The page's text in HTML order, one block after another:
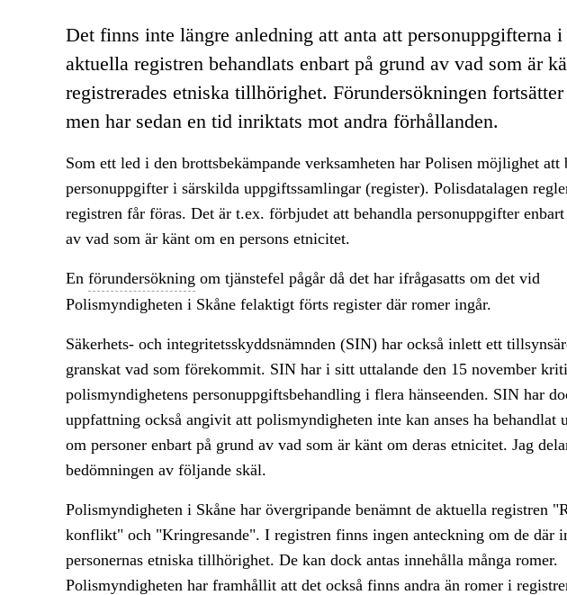
Det finns inte längre anledning att anta att personuppgifterna i
aktuella registren behandlats enbart på grund av vad som är
registrerades etniska tillhörighet. Förundersökningen
men har sedan en tid inriktats mot andra förhållanden.
Som ett led i den brottsbekämpande verksamheten har Polisen möjlighet att
personuppgifter i särskilda uppgiftssamlingar (register). Polisdatalagen
registren får föras. Det är t.ex. förbjudet att behandla personuppgifter
av vad som är känt om en persons etnicitet.
En förundersökning om tjänstefel pågår då det har ifrågasatts om det vid
Polismyndigheten i Skåne felaktigt förts register där romer ingår.
Säkerhets- och integritetsskyddsnämnden (SIN) har också inlett ett
granskat vad som förekommit. SIN har i sitt uttalande den 15 november
polismyndighetens personuppgiftsbehandling i flera hänseenden. SIN har
uppfattning också angivit att polismyndigheten inte kan anses ha behandlat
om personer enbart på grund av vad som är känt om deras etnicitet. Jag
bedömningen av följande skäl.
Polismyndigheten i Skåne har övergripande benämnt de aktuella registren
konflikt" och "Kringresande". I registren finns ingen anteckning om de där
personernas etniska tillhörighet. De kan dock antas innehålla många romer.
Polismyndigheten har framhållit att det också finns andra än romer i